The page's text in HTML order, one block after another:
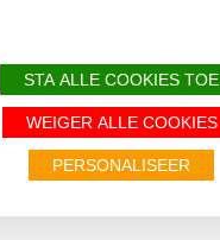
STA ALLE COOKIES TOE
WEIGER ALLE COOKIES
PERSONALISEER